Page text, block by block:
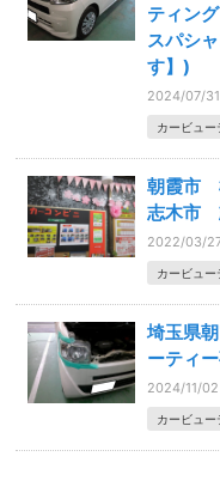
ティン
スパシ
す】)
2024/07/31
カービュー
朝霞市
志木市
2022/03/
カービュー
埼玉県
ーティ
2024/11/02
カービュー